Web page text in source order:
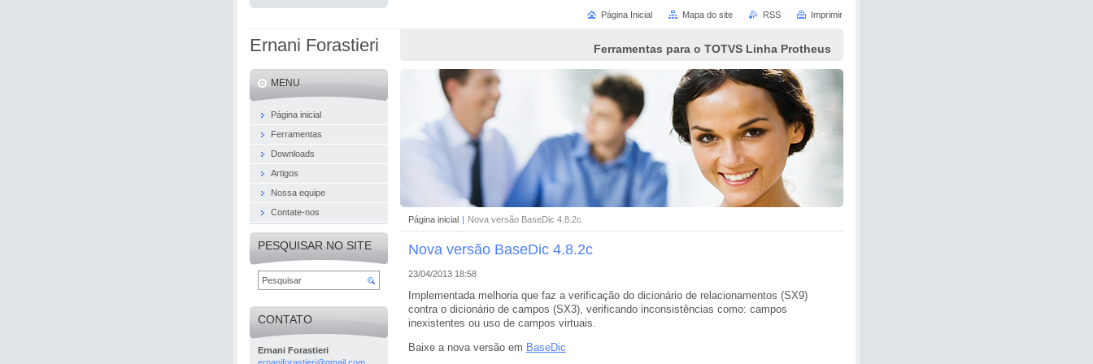
Ernani Forastieri Ferramentas para o TOTVS Linha Protheus
Página inicial | Nova versão BaseDic 4.8.2c
Nova versão BaseDic 4.8.2c
23/04/2013 18:58
Implementada melhoria que faz a verificação do dicionário de relacionamentos (SX9)
contra o dicionário de campos (SX3), verificando inconsistências como: campos
inexistentes ou uso de campos virtuais.
Baixe a nova versão em BaseDic
MENU
Página inicial
Ferramentas
Downloads
Artigos
Nossa equipe
Contate-nos
PESQUISAR NO SITE
CONTATO
Ernani Forastieri
Página Inicial Mapa do site RSS Imprimir